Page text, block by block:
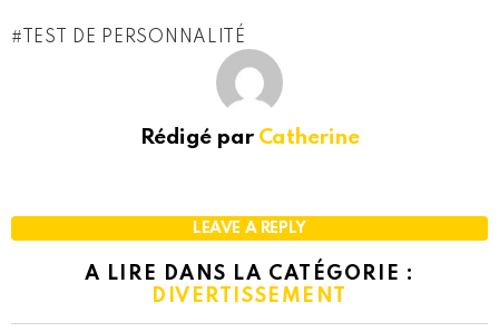
TEST DE PERSONNALITÉ
Rédigé par Catherine
LEAVE A REPLY
A LIRE DANS LA CATÉGORIE :
DIVERTISSEMENT